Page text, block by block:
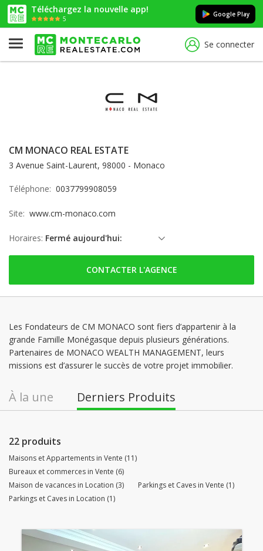
Téléchargez la nouvelle app!
5
Google Play
Se connecter
CM MONACO REAL ESTATE
3 Avenue Saint-Laurent, 98000 - Monaco
Téléphone: 0037799908059
Site: www.cm-monaco.com
Horaires: Fermé aujourd'hui:
dimanche: Fermé
lundi: ouvert
jeudi: ouvert
vendredi: ouvert
samedi: Fermé
CONTACTER L'AGENCE
Les Fondateurs de CM MONACO sont fiers d’appartenir à la
grande Famille Monégasque depuis plusieurs générations.
Partenaires de MONACO WEALTH MANAGEMENT, leurs
missions est d’assurer le succès de votre projet immobilier.
À la une Derniers Produits
22 produits
Maisons et Appartements in Vente (11)
Bureaux et commerces in Vente (6)
Maison de vacances in Location (3)
Parkings et Caves in Vente (1)
Parkings et Caves in Location (1)